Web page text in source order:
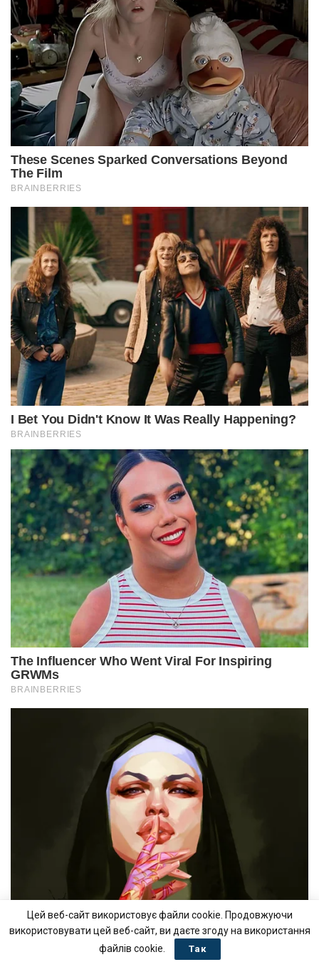
Цей веб-сайт використовує файли cookie. Продовжуючи
використовувати цей веб-сайт, ви даєте згоду на використання
файлів cookie.
Так